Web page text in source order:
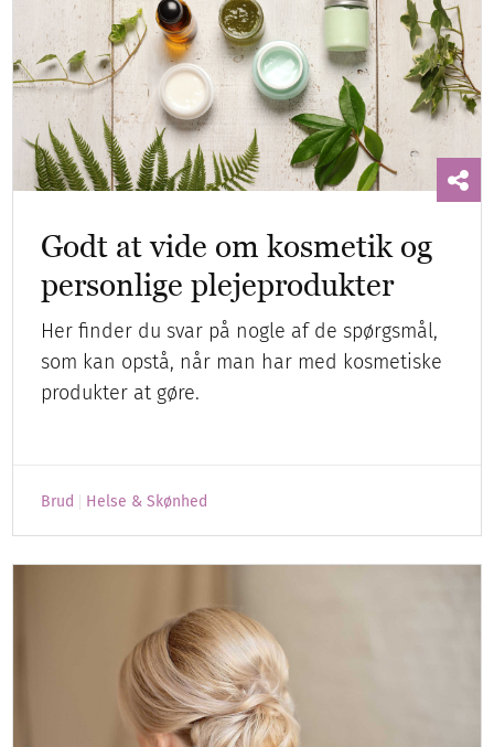
Godt at vide om kosmetik og
personlige plejeprodukter
Her finder du svar på nogle af de spørgsmål,
som kan opstå, når man har med kosmetiske
produkter at gøre.
Brud Helse & Skønhed